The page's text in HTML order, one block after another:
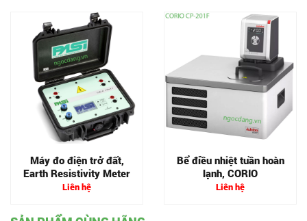
Máy đo điện trở đất,
Earth Resistivity Meter
Liên hệ
Bể điều nhiệt tuần hoàn
lạnh, CORIO
Liên hệ